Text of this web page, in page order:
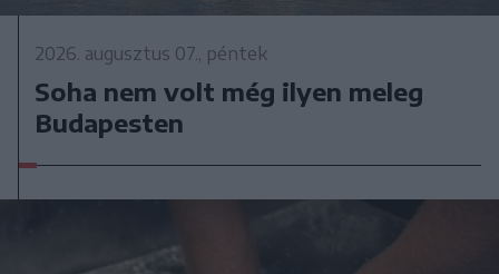
2026. augusztus 07., péntek
Soha nem volt még ilyen meleg
Budapesten